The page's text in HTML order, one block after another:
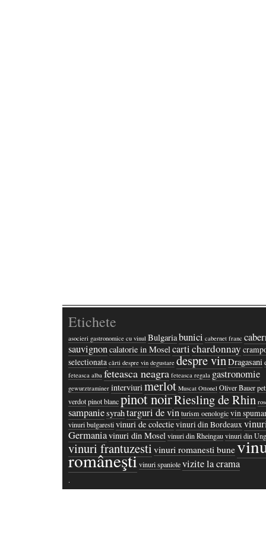
Etichete
asocieri gastronomice cu vinul Bulgariabunici cabernet franc
sauvignoncalatorie in Mosel cartichardonnay
selectionata cărti despre vin degustare despre vinDragasani
feteasca alba feteasca neagra feteasca regala gastronomie
gewurztraminer interviuri merlot Muscat Ottonel Oliver Bauer
verdotpinot blancpinot noirRiesling de Rhin
sampaniesyrahtarguri de vinturism oenologicvin
vinuri bulgarestivinuri de colectievinuri din Bordeaux
Germaniavinuri din Mosel vinuri din Rheingauvinuri din
vinuri frantuzesti vinuri romanesti bune
româneştivinuri spaniolevizite la crama
·